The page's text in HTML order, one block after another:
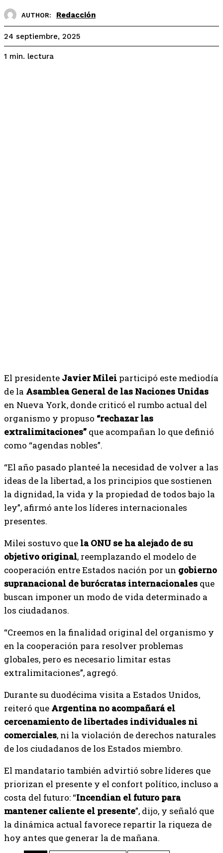
AUTHOR: Redacción
24 septiembre, 2025
1 min. lectura
El presidente Javier Milei participó este mediodía
de la Asamblea General de las Naciones Unidas
en Nueva York, donde criticó el rumbo actual del
organismo y propuso “rechazar las
extralimitaciones” que acompañan lo que definió
como “agendas nobles”.
“El año pasado planteé la necesidad de volver a las
ideas de la libertad, a los principios que sostienen
la dignidad, la vida y la propiedad de todos bajo la
ley”, afirmó ante los líderes internacionales
presentes.
Milei sostuvo que la ONU se ha alejado de su
objetivo original, reemplazando el modelo de
cooperación entre Estados nación por un gobierno
supranacional de burócratas internacionales que
buscan imponer un modo de vida determinado a
los ciudadanos.
“Creemos en la finalidad original del organismo y
en la cooperación para resolver problemas
globales, pero es necesario limitar estas
extralimitaciones”, agregó.
Durante su duodécima visita a Estados Unidos,
reiteró que Argentina no acompañará el
cercenamiento de libertades individuales ni
comerciales, ni la violación de derechos naturales
de los ciudadanos de los Estados miembro.
El mandatario también advirtió sobre líderes que
priorizan el presente y el confort político, incluso a
costa del futuro: “Incendian el futuro para
mantener caliente el presente”, dijo, y señaló que
la dinámica actual favorece repartir la riqueza de
hoy antes que generar la de mañana.